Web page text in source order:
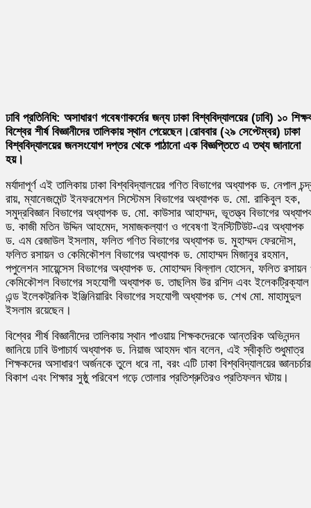
ঢাবি প্রতিনিধি: অসাধারণ গবেষণাকর্মের জন্য ঢাকা বিশ্ববিদ্যালয়ের (ঢাবি) ১০
বিশ্বের শীর্ষ বিজ্ঞানীদের তালিকায় স্থান পেয়েছেন।রোববার (২৯ সেপ্টেম্বর) ঢাকা
বিশ্ববিদ্যালয়ের জনসংযোগ দপ্তর থেকে পাঠানো এক বিজ্ঞপ্তিতে এ তথ্য জানানো
হয়।
মর্যাদাপূর্ণ এই তালিকায় ঢাকা বিশ্ববিদ্যালয়ের গণিত বিভাগের অধ্যাপক ড. নেপাল
রায়, ম্যানেজমেন্ট ইনফরমেশন সিস্টেমস বিভাগের অধ্যাপক ড. মো. রাকিবুল হক,
সমুদ্রবিজ্ঞান বিভাগের অধ্যাপক ড. মো. কাউসার আহাম্মদ, ভূতত্ত্ব বিভাগের
ড. কাজী মতিন উদ্দিন আহমেদ, সমাজকল্যাণ ও গবেষণা ইনস্টিটিউট-এর অধ্যাপক
ড. এম রেজাউল ইসলাম, ফলিত গণিত বিভাগের অধ্যাপক ড. মুহাম্মদ ফেরদৌস,
ফলিত রসায়ন ও কেমিকৌশল বিভাগের অধ্যাপক ড. মোহাম্মদ মিজানুর রহমান,
পপুলেশন সায়েন্সেস বিভাগের অধ্যাপক ড. মোহাম্মদ বিল্লাল হোসেন, ফলিত
কেমিকৌশল বিভাগের সহযোগী অধ্যাপক ড. তাছলিম উর রশিদ এবং ইলেকট্রিক্যাল
এন্ড ইলেকট্রনিক ইঞ্জিনিয়ারিং বিভাগের সহযোগী অধ্যাপক ড. শেখ মো. মাহামুদুল
ইসলাম রয়েছেন।
বিশ্বের শীর্ষ বিজ্ঞানীদের তালিকায় স্থান পাওয়ায় শিক্ষকদেরকে আন্তরিক অভিনন্দন
জানিয়ে ঢাবি উপাচার্য অধ্যাপক ড. নিয়াজ আহমদ খান বলেন, এই স্বীকৃতি শুধুমাত্র
শিক্ষকদের অসাধারণ অর্জনকে তুলে ধরে না, বরং এটি ঢাকা বিশ্ববিদ্যালয়ের জ্ঞানচর্চার
বিকাশ এবং শিক্ষার সুষ্ঠু পরিবেশ গড়ে তোলার প্রতিশ্রুতিরও প্রতিফলন ঘটায়।